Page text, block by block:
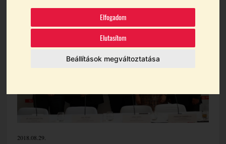
Elfogadom
Elutasítom
Beállítások megváltoztatása
Spar
2018.08.29.